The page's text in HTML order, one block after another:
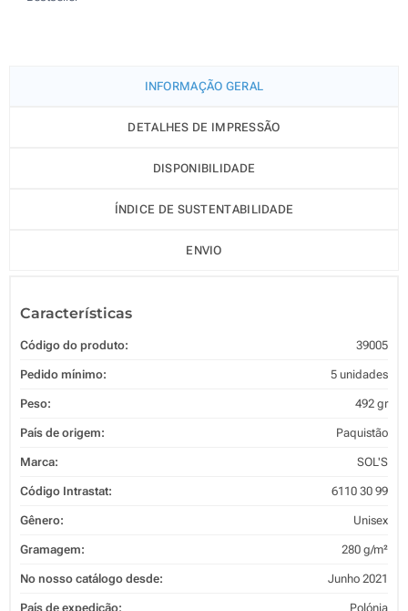
INFORMAÇÃO GERAL
DETALHES DE IMPRESSÃO
DISPONIBILIDADE
ÍNDICE DE SUSTENTABILIDADE
ENVIO
Características
Código do produto: 39005
Pedido mínimo: 5 unidades
Peso: 492 gr
País de origem: Paquistão
Marca: SOL'S
Código Intrastat: 6110 30 99
Gênero: Unisex
Gramagem: 280 g/m²
No nosso catálogo desde: Junho 2021
País de expedição: Polónia